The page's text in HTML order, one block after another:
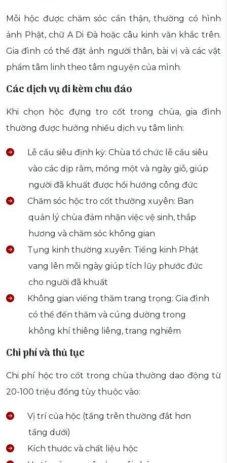
Mỗi hộc được chăm sóc cẩn thận, thường có hình
ảnh Phật, chữ A Di Đà hoặc câu kinh văn khắc trên.
Gia đình có thể đặt ảnh người thân, bài vị và các vật
phẩm tâm linh theo tâm nguyện của mình.
Các dịch vụ đi kèm chu đáo
Khi chọn hộc đựng tro cốt trong chùa, gia đình
thường được hưởng nhiều dịch vụ tâm linh:
Lễ cầu siêu định kỳ: Chùa tổ chức lễ cầu siêu
vào các dịp rằm, mồng một và ngày giỗ, giúp
người đã khuất được hồi hướng công đức
Chăm sóc hộc tro cốt thường xuyên: Ban
quản lý chùa đảm nhận việc vệ sinh, thắp
hương và chăm sóc không gian
Tụng kinh thường xuyên: Tiếng kinh Phật
vang lên mỗi ngày giúp tích lũy phước đức
cho người đã khuất
Không gian viếng thăm trang trọng: Gia đình
có thể đến thăm và cúng dường trong
không khí thiêng liêng, trang nghiêm
Chi phí và thủ tục
Chi phí hộc tro cốt trong chùa thường dao động từ
20-100 triệu đồng tùy thuộc vào:
Vị trí của hộc (tầng trên thường đắt hơn
tầng dưới)
Kích thước và chất liệu hộc